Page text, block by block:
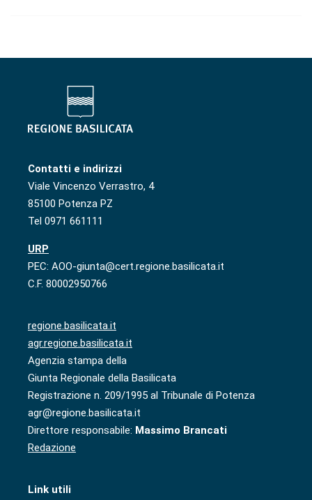
Contatti e indirizzi
Viale Vincenzo Verrastro, 4
85100 Potenza PZ
Tel 0971 661111
URP
PEC: AOO-giunta@cert.regione.basilicata.it
C.F. 80002950766
regione.basilicata.it
agr.regione.basilicata.it
Agenzia stampa della
Giunta Regionale della Basilicata
Registrazione n. 209/1995 al Tribunale di Potenza
agr@regione.basilicata.it
Direttore responsabile: Massimo Brancati
Redazione
Link utili